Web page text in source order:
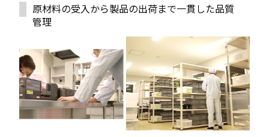
原材料の受入から製品の出荷まで一貫した品質
管理